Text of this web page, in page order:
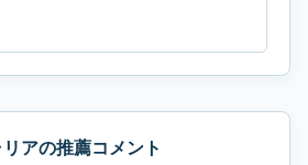
アの推薦コメント